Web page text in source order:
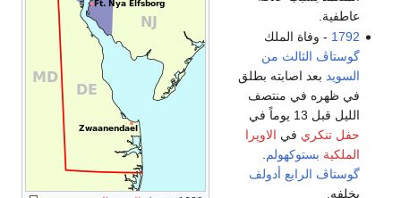
عاطفية.
1792 - وفاة الملك
گوستاڤ الثالث من
السويد بعد اصابته بطلق
في ظهره في منتصف
الليل قبل 13 يوماً في
حفل تنكري في الاوپرا
الملكية بستوكهولم.
گوستاڤ الرابع أدولف
يخلفه.